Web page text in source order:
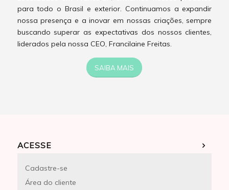
para todo o Brasil e exterior. Continuamos a expandir
nossa presença e a inovar em nossas criações, sempre
buscando superar as expectativas dos nossos clientes,
liderados pela nossa CEO, Francilaine Freitas.
SAIBA MAIS
ACESSE
Cadastre-se
Área do cliente